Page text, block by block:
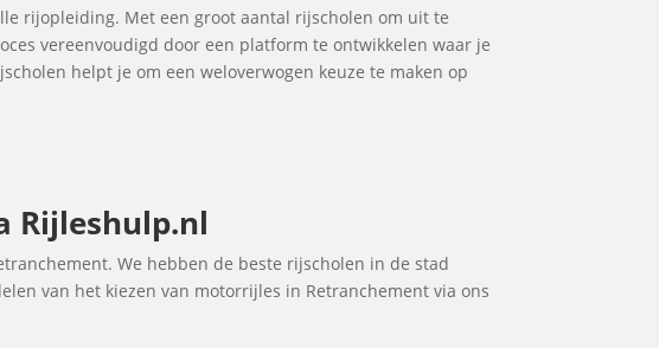
rijopleiding. Met een groot aantal rijscholen om uit te
vereenvoudigd door een platform te ontwikkelen waar je
helpt je om een weloverwogen keuze te maken op
Rijleshulp.nl
We hebben de beste rijscholen in de stad
van het kiezen van motorrijles in Retranchement via ons